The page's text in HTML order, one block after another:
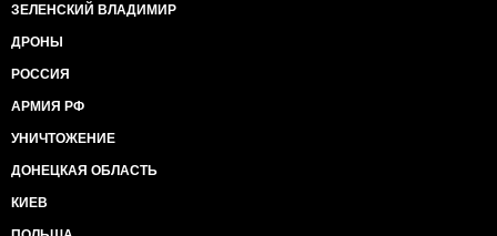
ЗЕЛЕНСКИЙ ВЛАДИМИР
ДРОНЫ
РОССИЯ
АРМИЯ РФ
УНИЧТОЖЕНИЕ
ДОНЕЦКАЯ ОБЛАСТЬ
КИЕВ